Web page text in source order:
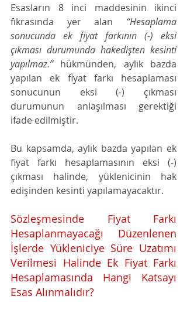
Esasların 8 inci maddesinin ikinci
fıkrasında yer alan “Hesaplama
sonucunda ek fiyat farkının (-) eksi
çıkması durumunda hakedişten kesinti
yapılmaz.” hükmünden, aylık bazda
yapılan ek fiyat farkı hesaplaması
sonucunun eksi (-) çıkması
durumunun anlaşılması gerektiği
ifade edilmiştir.
Bu kapsamda, aylık bazda yapılan ek
fiyat farkı hesaplamasının eksi (-)
çıkması halinde, yüklenicinin hak
edişinden kesinti yapılamayacaktır.
Sözleşmesinde Fiyat Farkı
Hesaplanmayacağı Düzenlenen
İşlerde Yükleniciye Süre Uzatımı
Verilmesi Halinde Ek Fiyat Farkı
Hesaplamasında Hangi Katsayı
Esas Alınmalıdır?